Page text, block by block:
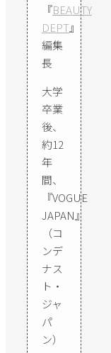
『BEAUTY
DEPT』
編集
長
大学
卒業
後、
約12
年
間、
『VOGUE
JAPAN』
（コ
ンデ
ナス
ト・
ジャ
パ
ン）